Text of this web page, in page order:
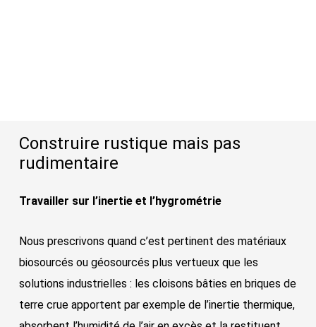
Construire rustique mais pas
rudimentaire
Travailler sur l’inertie et l’hygrométrie
Nous prescrivons quand c’est pertinent des matériaux
biosourcés ou géosourcés plus vertueux que les
solutions industrielles : les cloisons bâties en briques de
terre crue apportent par exemple de l’inertie thermique,